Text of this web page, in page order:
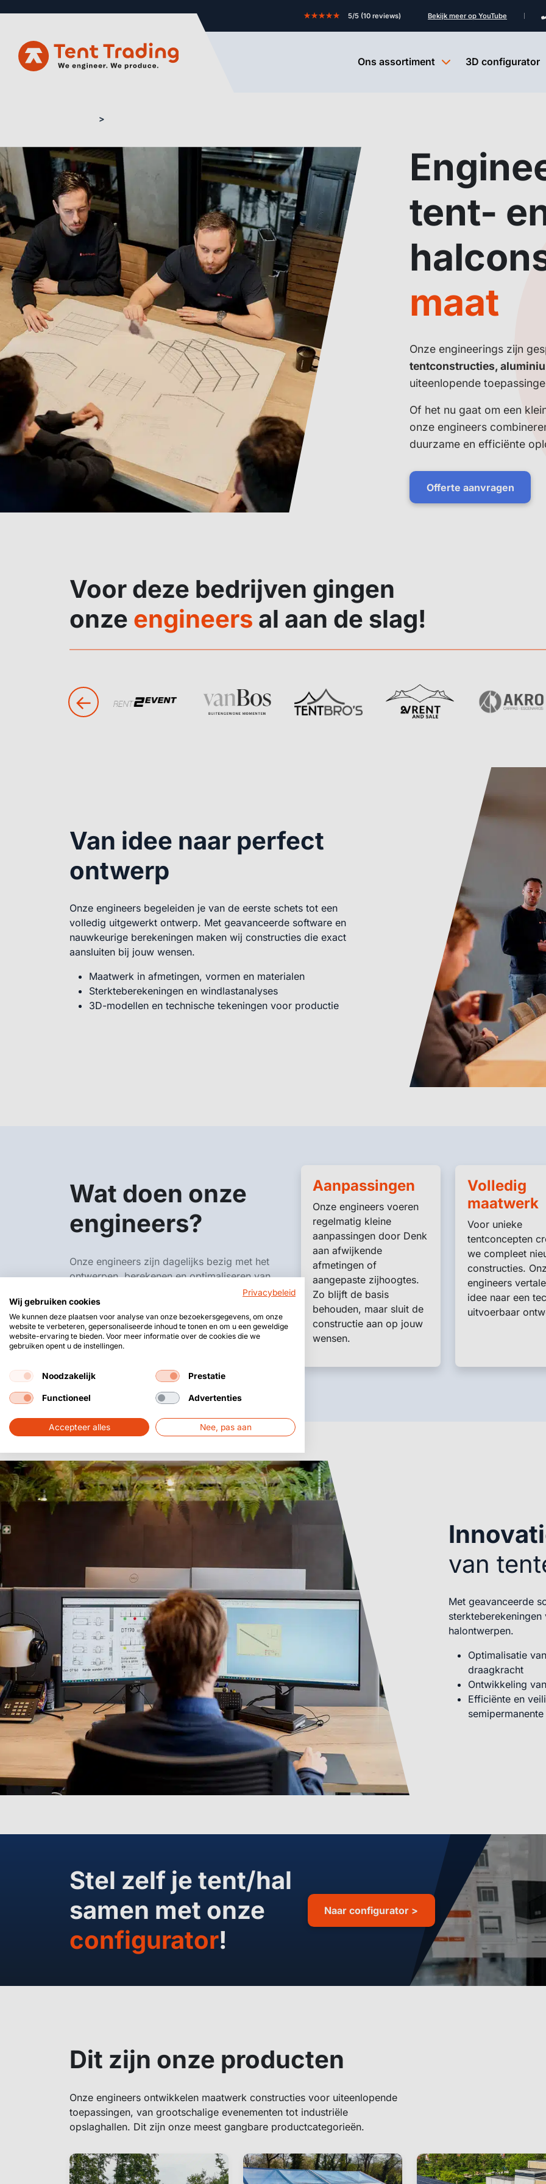
★★★★★ 5/5 (10 reviews) Bekijk meer op YouTube
Ons assortiment 3D configurator
tent-
maat
Onze engineerings zijn
tentconstructies,
uiteenlopende
Of het nu gaat om een
onze engineers
duurzame en efficiënte
Offerte aanvragen
Voor deze bedrijven gingen
onze engineers al aan de slag!
←
Van idee naar perfect
ontwerp
Onze engineers begeleiden je van de eerste schets tot een
volledig uitgewerkt ontwerp. Met geavanceerde software en
nauwkeurige berekeningen maken wij constructies die exact
aansluiten bij jouw wensen.
Maatwerk in afmetingen, vormen en materialen
Sterkteberekeningen en windlastanalyses
3D-modellen en technische tekeningen voor productie
Wat doen onze
engineers?
Onze engineers zijn dagelijks bezig met het
ontwerpen, berekenen en optimaliseren van
expertise in
engineeringbieden we altijd de beste
technische oplossing voor jouw project.
Aanpassingen
Onze engineers voeren
regelmatig kleine
aanpassingen door Denk
aan afwijkende
afmetingen of
aangepaste zijhoogtes.
Zo blijft de basis
behouden, maar sluit de
constructie aan op jouw
wensen.
Volledig
maatwerk
Voor unieke
tentconcepten
we compleet
constructies.
engineers
idee naar een
uitvoerbaar
van
Met geavanceerde
halontwerpen.
Optimalisatie
draagkracht
Ontwikkeling
Efficiënte en
Stel zelf je tent/hal
samen met onze
configurator!
Naar configurator >
Dit zijn onze producten
Onze engineers ontwikkelen maatwerk constructies voor uiteenlopende
toepassingen, van grootschalige evenementen tot industriële
opslaghallen. Dit zijn onze meest gangbare productcategorieën.
Privacybeleid
Wij gebruiken cookies
We kunnen deze plaatsen voor analyse van onze bezoekersgegevens, om onze
website te verbeteren, gepersonaliseerde inhoud te tonen en om u een geweldige
website-ervaring te bieden. Voor meer informatie over de cookies die we
gebruiken opent u de instellingen.
Noodzakelijk Prestatie
Functioneel Advertenties
Accepteer alles Nee, pas aan